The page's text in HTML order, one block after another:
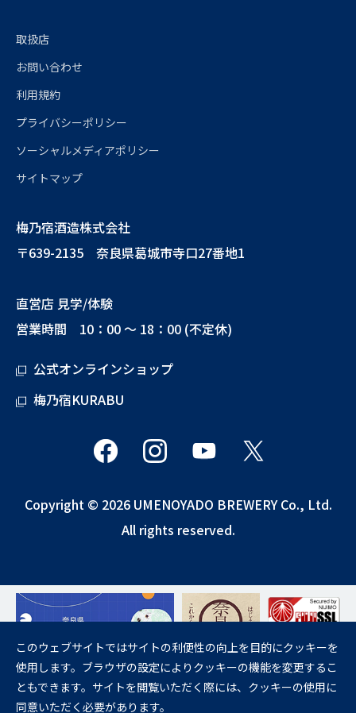
取扱店
お問い合わせ
利用規約
プライバシーポリシー
ソーシャルメディアポリシー
サイトマップ
梅乃宿酒造株式会社
〒639-2135 奈良県葛城市寺口27番地1
直営店 見学/体験
営業時間 10：00 ～ 18：00 (不定休)
公式オンラインショップ
梅乃宿KURABU
Copyright © 2026 UMENOYADO BREWERY Co., Ltd.
All rights reserved.
飲酒は20歳になってから。
妊娠中や授乳期の飲酒は、胎児・乳児の発育に悪影響を与えるおそれが
あります。
このウェブサイトではサイトの利便性の向上を目的にクッキーを
使用します。ブラウザの設定によりクッキーの機能を変更するこ
ともできます。サイトを閲覧いただく際には、クッキーの使用に
同意いただく必要があります。